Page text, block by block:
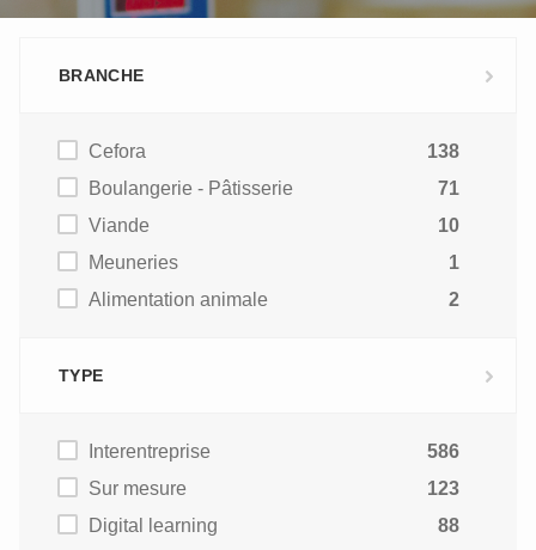
BRANCHE
Cefora
138
Boulangerie - Pâtisserie
71
Viande
10
Meuneries
1
Alimentation animale
2
TYPE
Interentreprise
586
Sur mesure
123
Digital learning
88